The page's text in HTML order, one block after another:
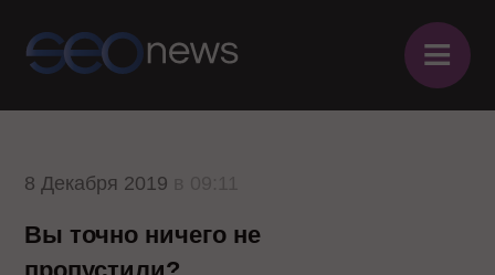
≡
8 Декабря 2019
Вы точно ничего не